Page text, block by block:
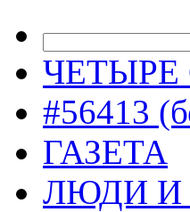
ЧЕТЫРЕ
#56413
ГАЗЕТА
ЛЮДИ И